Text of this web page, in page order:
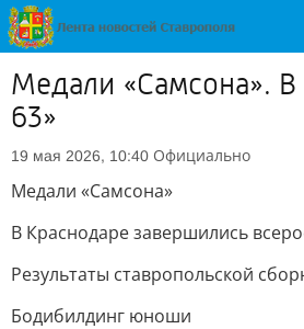
Медали «Самсона». В
63»
19 мая 2026, 10:40 Официально
Медали «Самсона»
В Краснодаре завершились
Результаты ставропольской
Бодибилдинг юноши